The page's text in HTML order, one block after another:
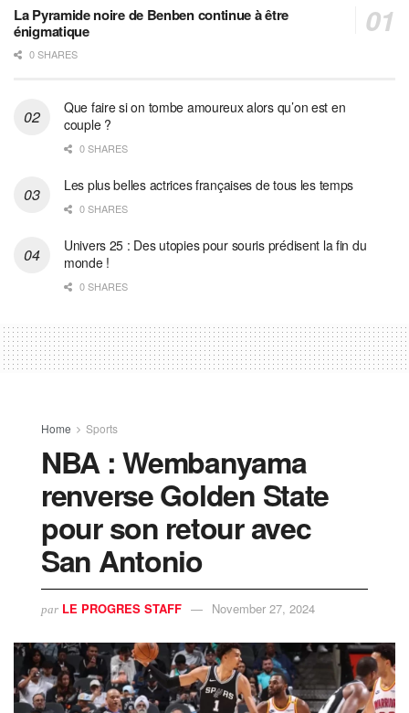
La Pyramide noire de Benben continue à être
énigmatique
0 SHARES
Que faire si on tombe amoureux alors qu’on est en
couple ?
0 SHARES
Les plus belles actrices françaises de tous les temps
0 SHARES
Univers 25 : Des utopies pour souris prédisent la fin du
monde !
0 SHARES
Home Sports
NBA : Wembanyama
renverse Golden State
pour son retour avec
San Antonio
par LE PROGRES STAFF November 27, 2024